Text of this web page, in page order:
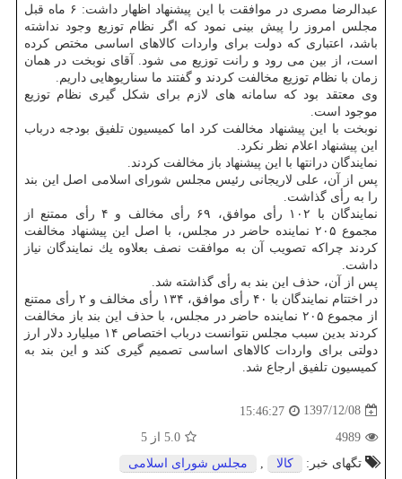
عبدالرضا مصری در موافقت با این پیشنهاد اظهار داشت: ۶ ماه قبل
مجلس امروز را پیش بینی نمود كه اگر نظام توزیع وجود نداشته
باشد، اعتباری كه دولت برای واردات كالاهای اساسی مختص كرده
است، از بین می رود و رانت توزیع می شود. آقای نوبخت در همان
زمان با نظام توزیع مخالفت كردند و گفتند ما سناریوهایی داریم.
وی معتقد بود كه سامانه های لازم برای شكل گیری نظام توزیع
موجود است.
نوبخت با این پیشنهاد مخالفت كرد اما كمیسیون تلفیق بودجه درباب
این پیشنهاد اعلام نظر نكرد.
نمایندگان درانتها با این پیشنهاد باز مخالفت كردند.
پس از آن، علی لاریجانی رئیس مجلس شورای اسلامی اصل این بند
را به رأی گذاشت.
نمایندگان با ۱۰۲ رأی موافق، ۶۹ رأی مخالف و ۴ رأی ممتنع از
مجموع ۲۰۵ نماینده حاضر در مجلس، با اصل این پیشنهاد مخالفت
كردند چراكه تصویب آن به موافقت نصف بعلاوه یك نمایندگان نیاز
داشت.
پس از آن، حذف این بند به رأی گذاشته شد.
در اختتام نمایندگان با ۴۰ رأی موافق، ۱۳۴ رأی مخالف و ۲ رأی ممتنع
از مجموع ۲۰۵ نماینده حاضر در مجلس، با حذف این بند باز مخالفت
كردند بدین سبب مجلس نتوانست درباب اختصاص ۱۴ میلیارد دلار ارز
دولتی برای واردات كالاهای اساسی تصمیم گیری كند و این بند به
كمیسیون تلفیق ارجاع شد.
1397/12/08
15:46:27
4989
5.0 از 5
تگهای خبر:
كالا مجلس شورای اسلامی